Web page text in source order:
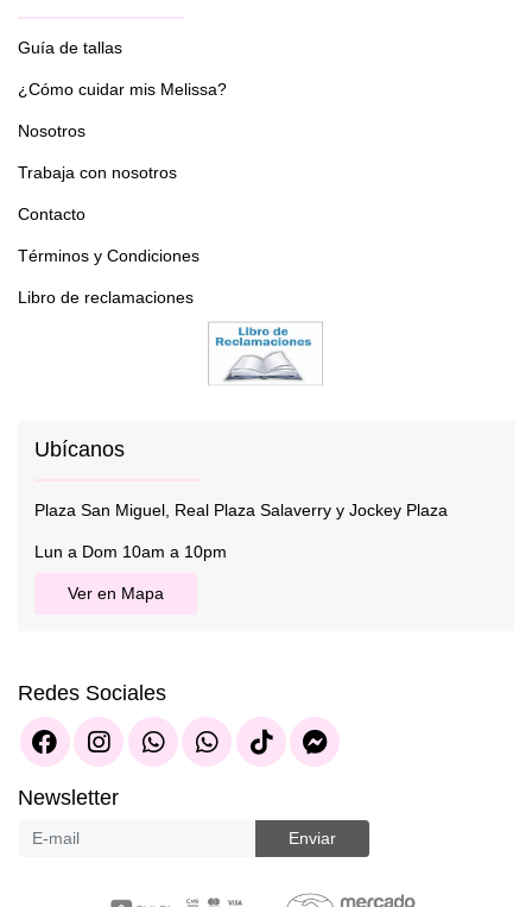
Guía de tallas
¿Cómo cuidar mis Melissa?
Nosotros
Trabaja con nosotros
Contacto
Términos y Condiciones
Libro de reclamaciones
Ubícanos
Plaza San Miguel, Real Plaza Salaverry y Jockey Plaza
Lun a Dom 10am a 10pm
Ver en Mapa
Redes Sociales
Newsletter
Enviar